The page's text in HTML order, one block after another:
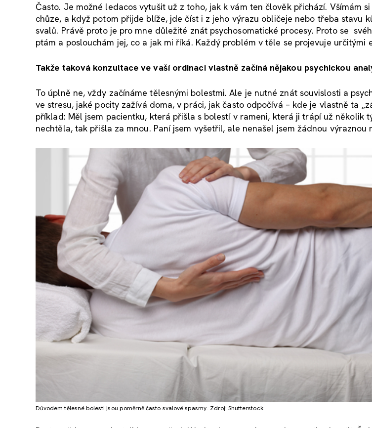
Často. Je možné ledacos vytušit už z toho, jak k vám ten člověk přichází. Všímám
chůze, a když potom přijde blíže, jde číst i z jeho výrazu obličeje nebo třeba stavu
svalů. Právě proto je pro mne důležité znát psychosomatické procesy. Proto se
ptám a poslouchám jej, co a jak mi říká. Každý problém v těle se projevuje určitými
Takže taková konzultace ve vaší ordinaci vlastně začíná nějakou psychickou
To úplně ne, vždy začínáme tělesnými bolestmi. Ale je nutné znát souvislosti a
ve stresu, jaké pocity zažívá doma, v práci, jak často odpočívá – kde je vlastně ta
příklad: Měl jsem pacientku, která přišla s bolestí v rameni, která ji trápí už několik
nechtěla, tak přišla za mnou. Paní jsem vyšetřil, ale nenašel jsem žádnou výraznou
Důvodem tělesné bolesti jsou poměrně často svalové spasmy. Zdroj: Shutterstock